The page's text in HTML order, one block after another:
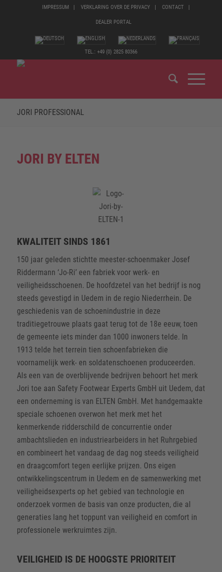
IMPRESSUM VERKLARING OVER DE PRIVACY CONTACT
DEALER PORTAL
TEL.: +49 (0) 2825 80366
JORI PROFESSIONAL
JORI BY ELTEN
KWALITEIT SINDS 1861
150 jaar geleden stichtte meester-schoenmaker Josef
Riddermann ‘Jo-Ri’ een fabriek voor werk- en
veiligheidsschoenen. De hoofdzetel van het bedrijf is nog
steeds gevestigd in Uedem in de regio Niederrhein. De
geschiedenis van de schoenindustrie in deze
traditiegetrouwe plaats gaat terug tot de 18e eeuw, toen
de gemeente iets minder dan 1000 inwoners telde. In
1913 telde het terrein tien schoenfabrieken die
voornamelijk werk- en soldatenschoenen produceerden.
Als een van de overblijvende bedrijven behoort het merk
Jori toe aan Safety Footwear Experts GmbH uit Uedem, dat
een onderneming is van ELTEN GmbH. Met handgemaakte
speciale schoenen overwon het merk met het
kenmerkende ridderschild de concurrentie onder
ambachtslieden en industriearbeiders in het Ruhrgebied
en combineert het vandaag de dag nog steeds veiligheid
en draagcomfort tegen eerlijke prijzen. Ons eigen
ontwikkelingscentrum in Uedem en de samenwerking met
veiligheidsexperts op het gebied van technologie en
onderzoek vormen de basis van onze producten, die al
generaties lang het toppunt van veiligheid en comfort in
professionele werkruimtes zijn.
VEILIGHEID IS DE HOOGSTE PRIORITEIT